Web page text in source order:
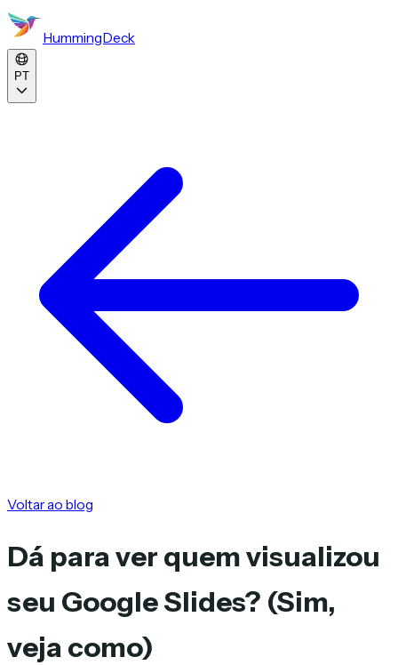
HummingDeck
PT
Voltar ao blog
Dá para ver quem visualizou
seu Google Slides? (Sim,
veja como)